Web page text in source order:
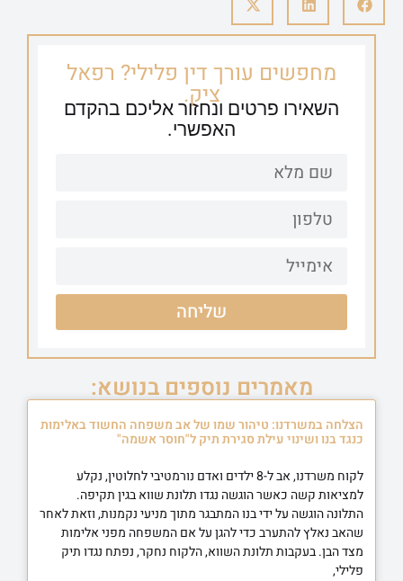
מחפשים עורך דין פלילי? רפאל
ציק.
השאירו פרטים ונחזור אליכם בהקדם
האפשרי.
שליחה
מאמרים נוספים בנושא:
הצלחה במשרדנו: טיהור שמו של אב משפחה החשוד באלימות
כנגד בנו ושינוי עילת סגירת תיק ל"חוסר אשמה"
לקוח משרדנו, אב ל-8 ילדים ואדם נורמטיבי לחלוטין, נקלע
למציאות קשה כאשר הוגשה נגדו תלונת שווא בגין תקיפה.
התלונה הוגשה על ידי בנו המתבגר מתוך מניעי נקמנות, וזאת לאחר
שהאב נאלץ להתערב כדי להגן על אם המשפחה מפני אלימות
מצד הבן. בעקבות תלונת השווא, הלקוח נחקר, נפתח נגדו תיק
פלילי,